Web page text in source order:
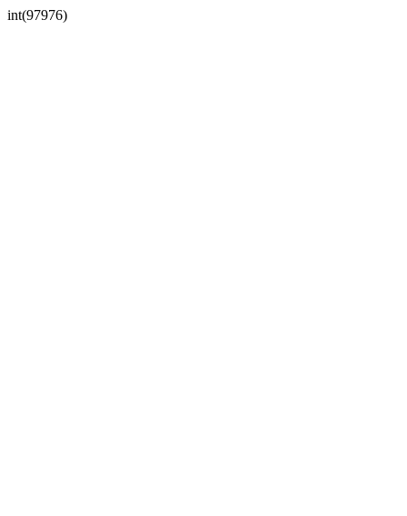
int(97976)